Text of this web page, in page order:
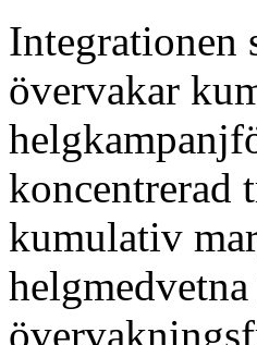
Integrationen
övervakar
koncentrerad
kumulativ